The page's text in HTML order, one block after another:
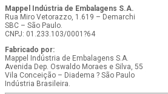
Mappel Indústria de Embalagens S.A.
Rua Miro Vetorazzo, 1.619 – Demarchi
SBC – São Paulo.
CNPJ: 01.233.103/0001?64
Fabricado por:
Mappel Indústria de Embalagens S.A.
Avenida Dep. Oswaldo Moraes e Silva, 55
Vila Conceição – Diadema ? São Paulo
Indústria Brasileira.